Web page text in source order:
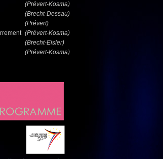
(Prévert-Kosma)
(Brecht-Dessau)
(Prévert)
(Prévert-Kosma)
(Brecht-Eisler)
(Prévert-Kosma)